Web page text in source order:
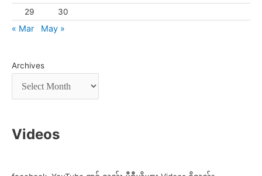
29 30
« Mar May »
Archives
Videos